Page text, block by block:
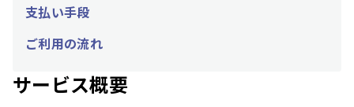
支払い手段
ご利用の流れ
サービス概要